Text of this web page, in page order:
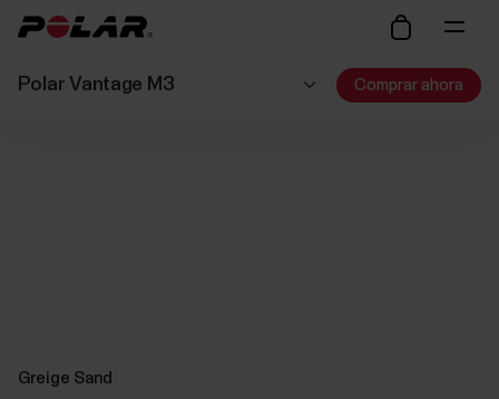
Polar Vantage M3 Comprar ahora
Greige Sand